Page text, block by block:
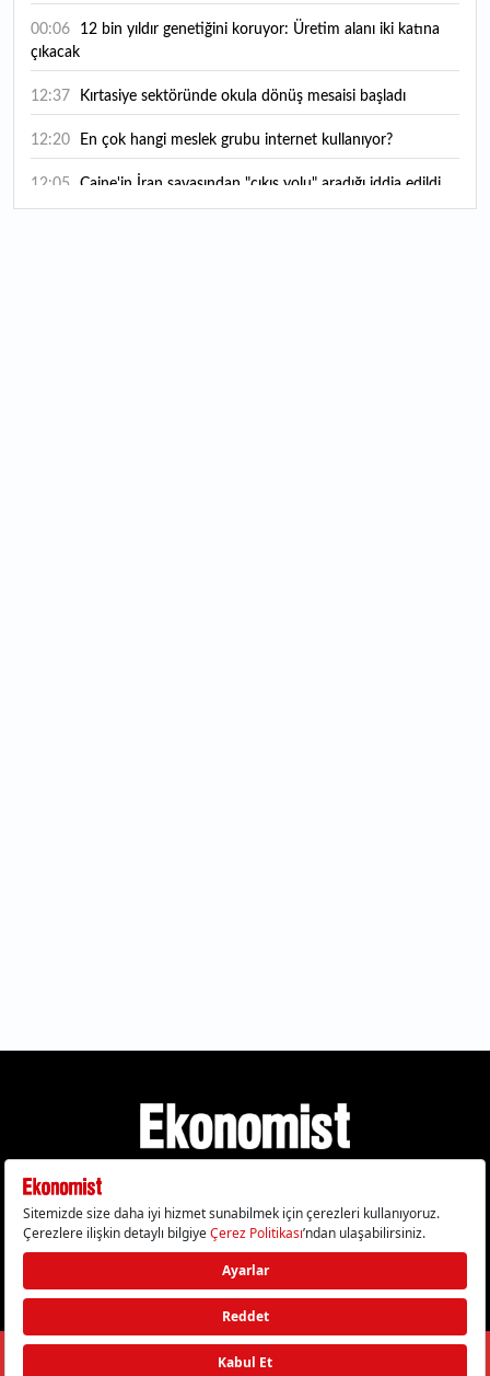
00:06
çıkacak
12:37 Kırtasiye sektöründe okula dönüş mesaisi başladı
12:20 En çok hangi meslek grubu internet kullanıyor?
12:05 Caine'in İran savaşından "çıkış yolu" aradığı iddia edildi
Gizlilik Politikası Çerez Politikası Çerezleri Sıfırla
KVKK Metni Künye İletişim
© 2026 Ekonomist - Tüm hakları saklıdır.